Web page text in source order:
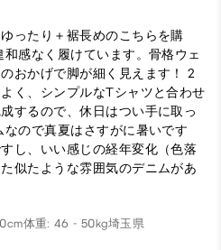
ったり＋裾長めのこちらを購
感なく履けています。骨格ウェ
おかげで脚が細く見えます！ 2
く、シンプルなTシャツと合わせ
するので、休日はつい手に取っ
ので真夏はさすがに暑いです
し、いい感じの経年変化（色落
似たような雰囲気のデニムがあ
体重: 46 - 50kg埼玉県